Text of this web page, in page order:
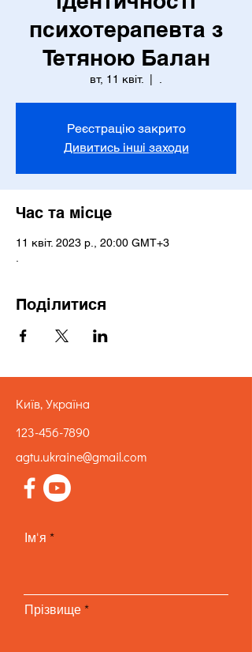
психотерапевта з
Тетяною Балан
вт, 11 квіт.
Реєстрацію закрито
Дивитись інші заходи
Час та місце
11 квіт. 2023 р., 20:00 GMT+3
Поділитися
Київ, Україна
123-456-7890
agtu.ukraine@gmail.com
Ім'я
Прізвище